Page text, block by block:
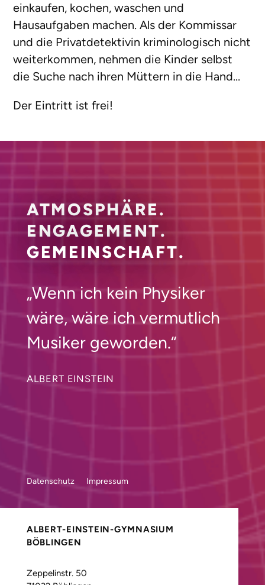
einkaufen, kochen, waschen und
Hausaufgaben machen. Als der Kommissar
und die Privatdetektivin kriminologisch nicht
weiterkommen, nehmen die Kinder selbst
die Suche nach ihren Müttern in die Hand…
Der Eintritt ist frei!
ATMOSPHÄRE.
ENGAGEMENT.
GEMEINSCHAFT.
„Wenn ich kein Physiker
wäre, wäre ich vermutlich
Musiker geworden.“
ALBERT EINSTEIN
ALBERT-EINSTEIN-GYMNASIUM
BÖBLINGEN
Zeppelinstr. 50
Datenschutz Impressum